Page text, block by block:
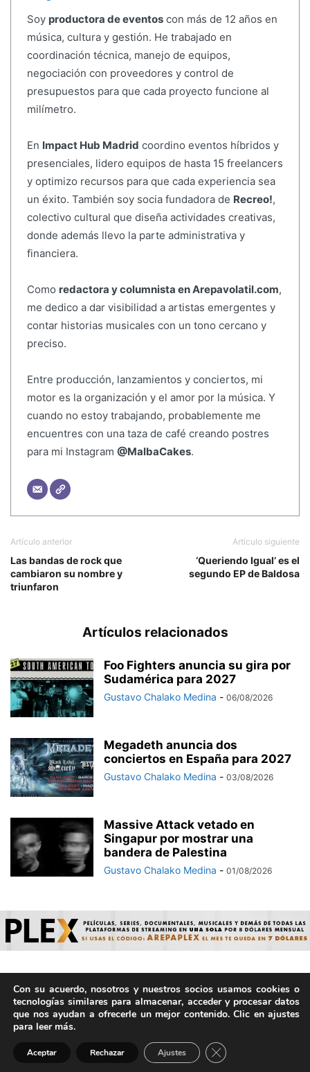
Soy productora de eventoscon más de 12 años en
música, cultura y gestión. He trabajado en
coordinación técnica, manejo de equipos,
negociación con proveedores y control de
presupuestos para que cada proyecto funcione al
milímetro.
En Impact Hub Madrid coordino eventos híbridos y
presenciales, lidero equipos de hasta 15 freelancers
y optimizo recursos para que cada experiencia sea
un éxito. También soy socia fundadora de Recreo!,
colectivo cultural que diseña actividades creativas,
donde además llevo la parte administrativa y
financiera.
Como redactora y columnista en Arepavolatil.com,
me dedico a dar visibilidad a artistas emergentes y
contar historias musicales con un tono cercano y
preciso.
Entre producción, lanzamientos y conciertos, mi
motor es la organización y el amor por la música. Y
cuando no estoy trabajando, probablemente me
encuentres con una taza de café creando postres
para mi Instagram @MalbaCakes.
Artículo anterior
Las bandas de rock que
cambiaron su nombre y
triunfaron
Artículo siguiente
‘Queriendo Igual’ es el
segundo EP de Baldosa
Artículos relacionados
Foo Fighters anuncia su gira por
Sudamérica para 2027
Gustavo Chalako Medina - 06/08/2026
Megadeth anuncia dos
conciertos en España para 2027
Gustavo Chalako Medina - 03/08/2026
Massive Attack vetado en
Singapur por mostrar una
bandera de Palestina
Gustavo Chalako Medina - 01/08/2026
© ArepaVolatil.Com 2021-2025 - Hecho por humanos, no por
IA. | Todos los derechos reservados.
Con su acuerdo, nosotros y nuestros socios usamos cookies o
tecnologías similares para almacenar, acceder y procesar datos
que nos ayudan a ofrecerle un mejor contenido. Clic en ajustes
para leer más.
Aceptar Rechazar Ajustes Cerrar el banner de